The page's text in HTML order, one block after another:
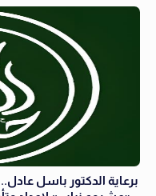
برعاية الدكتور باسل